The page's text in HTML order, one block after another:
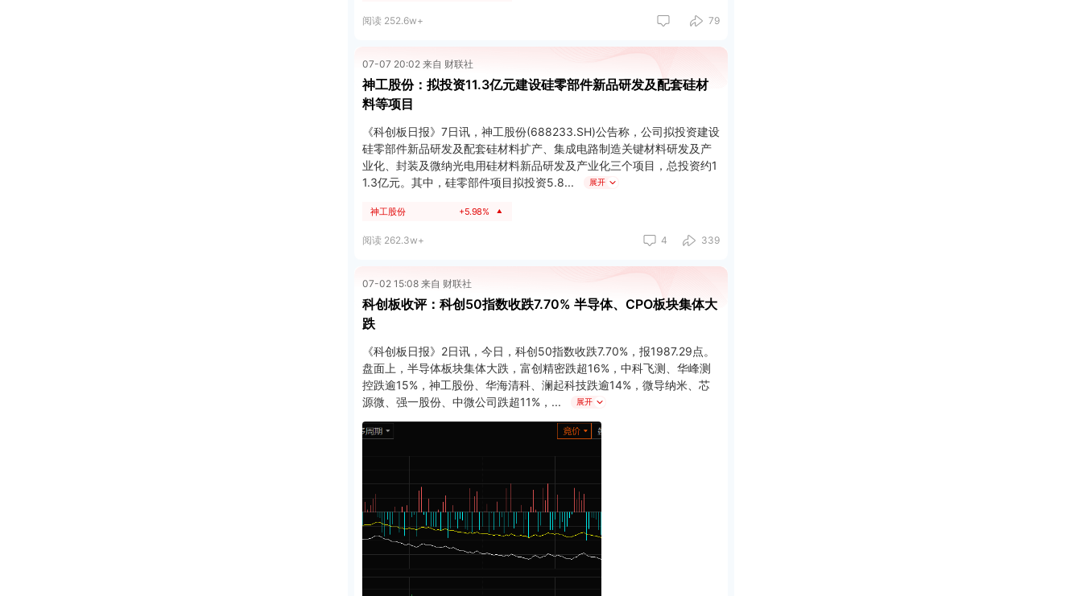
阅读 252.6w+ 79
07-07 20:02 来自 财联社
神工股份：拟投资11.3亿元建设硅零部件新品研发及配套硅材
料等项目
《科创板日报》7日讯，神工股份(688233.SH)公告称，公司拟投资建设
硅零部件新品研发及配套硅材料扩产、集成电路制造关键材料研发及产
业化、封装及微纳光电用硅材料新品研发及产业化三个项目，总投资约1
1.3亿元。其中，硅零部件项目拟投资5.8
展开
神工股份 +5.98% ▲
阅读 262.3w+ 4 339
07-02 15:08 来自 财联社
科创板收评：科创50指数收跌7.70% 半导体、CPO板块集体大
跌
《科创板日报》2日讯，今日，科创50指数收跌7.70%，报1987.29点。
盘面上，半导体板块集体大跌，富创精密跌超16%，中科飞测、华峰测
控跌逾15%，神工股份、华海清科、澜起科技跌逾14%，微导纳米、芯
源微、强一股份、中微公司跌超11%，
展开